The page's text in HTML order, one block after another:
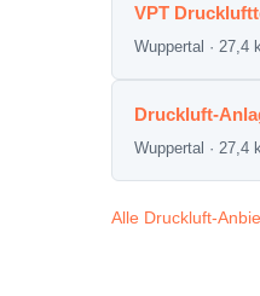
VPT
Wuppertal · 27,4
Druckluft-
Wuppertal · 27,4
Alle Druckluft-